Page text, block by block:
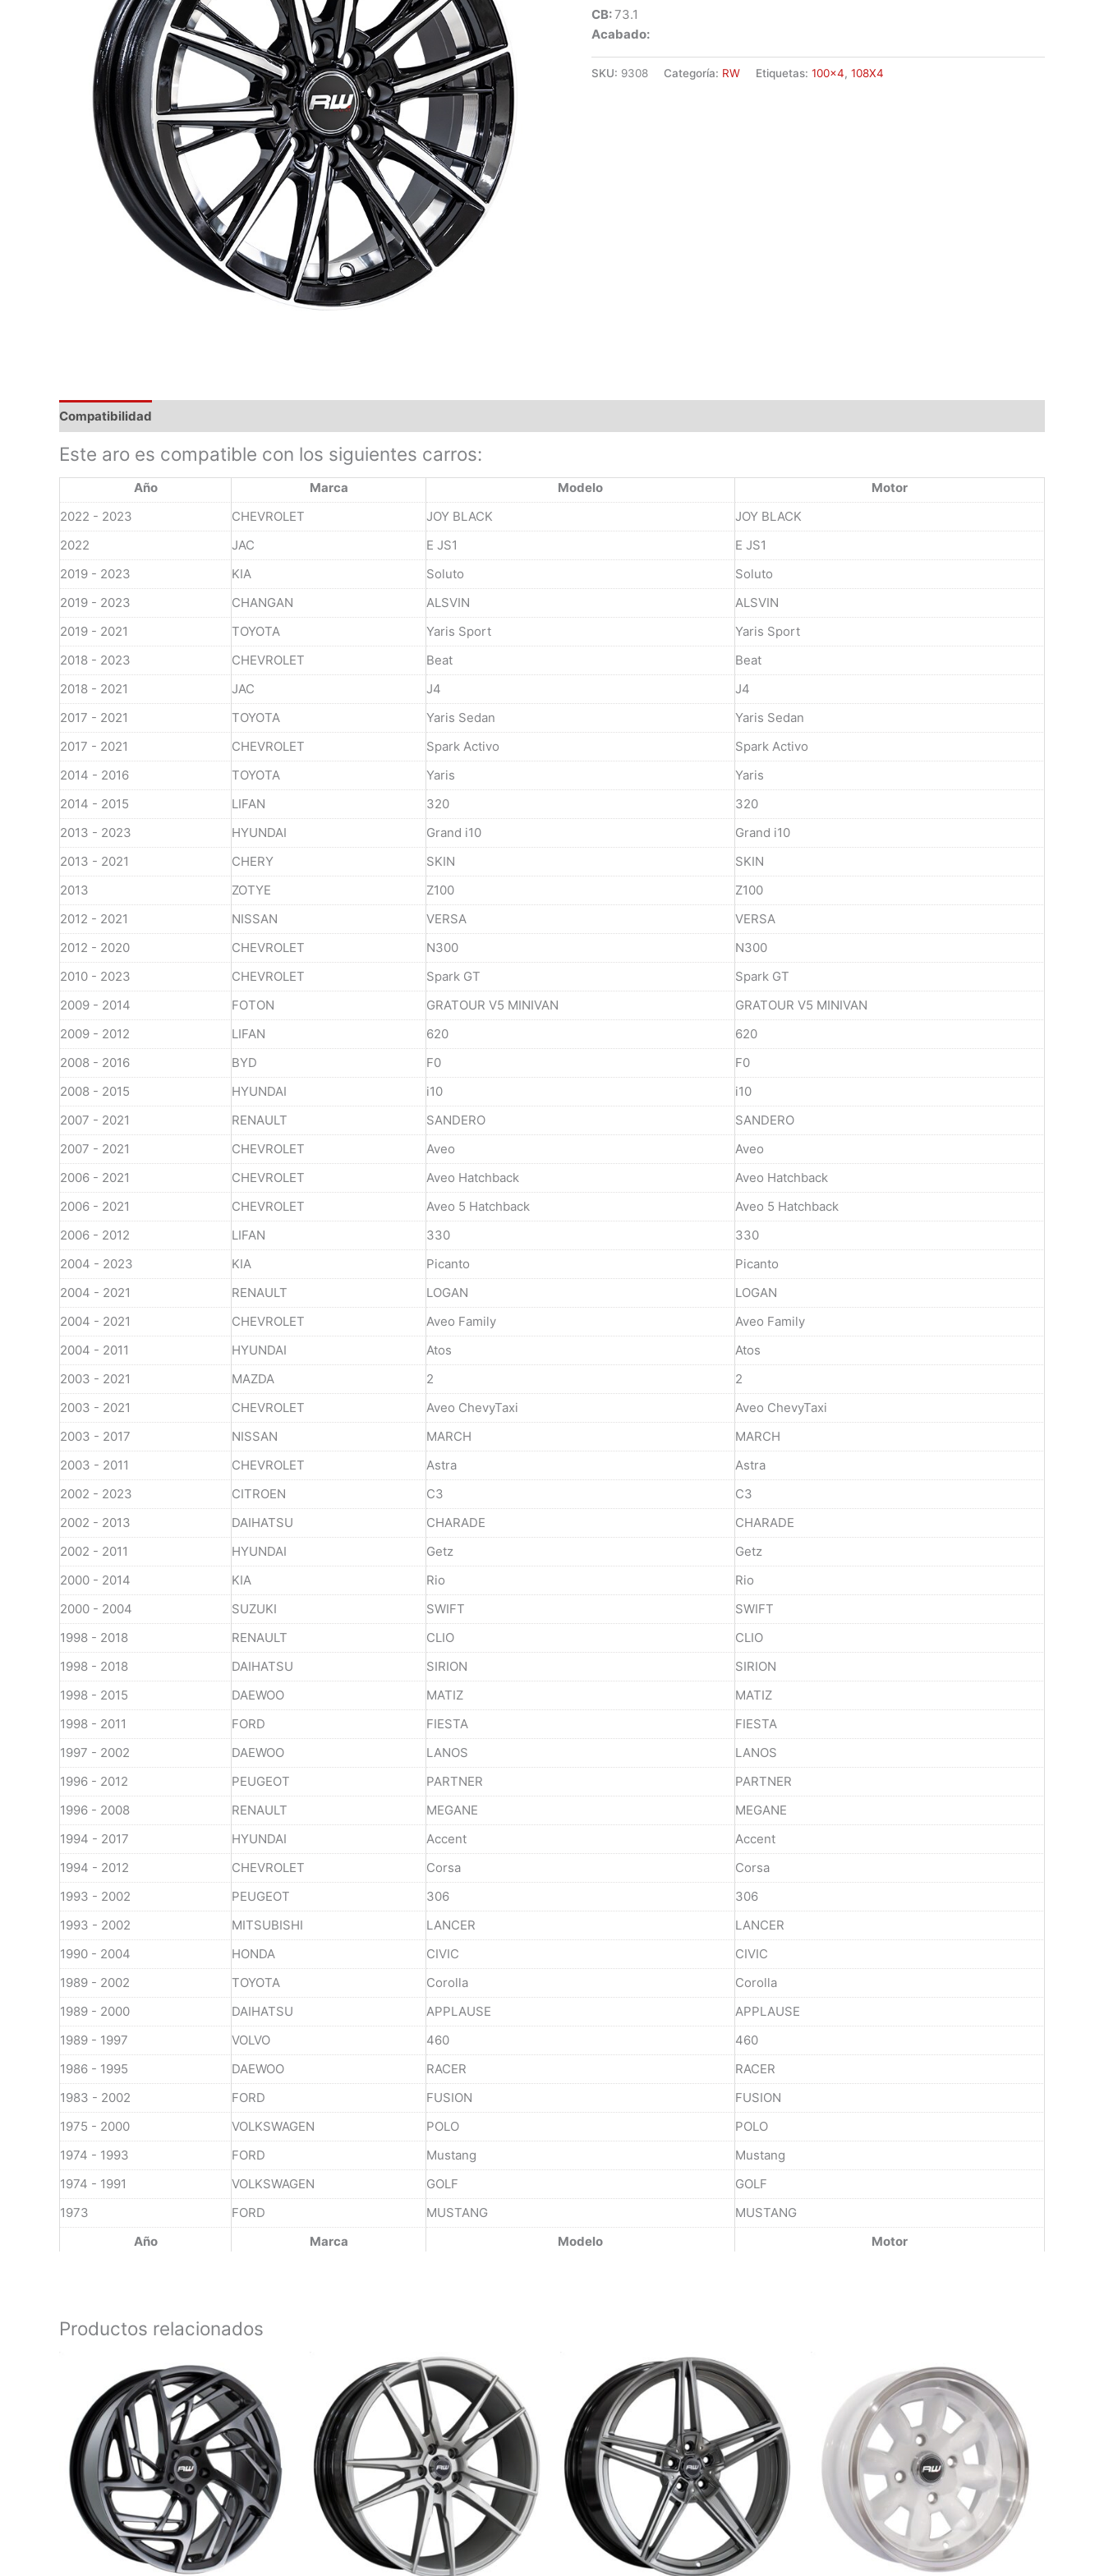
CB:73.1
Acabado:
SKU: 9308 Categoría: RW Etiquetas: 100x4, 108X4
Compatibilidad
Este aro es compatible con los siguientes carros:
Año Marca Modelo Motor
Año Marca Modelo Motor
2022 - 2023 CHEVROLET JOY BLACK
JOY BLACK
2022
JAC E JS1
E JS1
2019 - 2023
KIA Soluto
Soluto
2019 - 2023
CHANGAN ALSVIN
ALSVIN
2019 - 2021
TOYOTA Yaris Sport
Yaris Sport
2018 - 2023
CHEVROLET Beat
Beat
2018 - 2021
JAC J4
J4
2017 - 2021
TOYOTA Yaris Sedan
Yaris Sedan
2017 - 2021
CHEVROLET Spark Activo
Spark Activo
2014 - 2016
TOYOTA Yaris
Yaris
2014 - 2015
LIFAN 320
320
2013 - 2023
HYUNDAI Grand i10
Grand i10
2013 - 2021
CHERY SKIN
SKIN
2013
ZOTYE Z100
Z100
2012 - 2021
NISSAN VERSA
VERSA
2012 - 2020
CHEVROLET N300
N300
2010 - 2023
CHEVROLET Spark GT
Spark GT
2009 - 2014
FOTON GRATOUR V5 MINIVAN
GRATOUR V5 MINIVAN
2009 - 2012
LIFAN 620
620
2008 - 2016
BYD F0
F0
2008 - 2015
HYUNDAI i10
i10
2007 - 2021
RENAULT SANDERO
SANDERO
2007 - 2021
CHEVROLET Aveo
Aveo
2006 - 2021
CHEVROLET Aveo Hatchback
Aveo Hatchback
2006 - 2021
CHEVROLET Aveo 5 Hatchback
Aveo 5 Hatchback
2006 - 2012
LIFAN 330
330
2004 - 2023
KIA Picanto
Picanto
2004 - 2021
RENAULT LOGAN
LOGAN
2004 - 2021
CHEVROLET Aveo Family
Aveo Family
2004 - 2011
HYUNDAI Atos
Atos
2003 - 2021
MAZDA 2
2
2003 - 2021
CHEVROLET Aveo ChevyTaxi
Aveo ChevyTaxi
2003 - 2017
NISSAN MARCH
MARCH
2003 - 2011
CHEVROLET Astra
Astra
2002 - 2023
CITROEN C3
C3
2002 - 2013
DAIHATSU CHARADE
CHARADE
2002 - 2011
HYUNDAI Getz
Getz
2000 - 2014
KIA Rio
Rio
2000 - 2004
SUZUKI SWIFT
SWIFT
1998 - 2018
RENAULT CLIO
CLIO
1998 - 2018
DAIHATSU SIRION
SIRION
1998 - 2015
DAEWOO MATIZ
MATIZ
1998 - 2011
FORD FIESTA
FIESTA
1997 - 2002
DAEWOO LANOS
LANOS
1996 - 2012
PEUGEOT PARTNER
PARTNER
1996 - 2008
RENAULT MEGANE
MEGANE
1994 - 2017
HYUNDAI Accent
Accent
1994 - 2012
CHEVROLET Corsa
Corsa
1993 - 2002
PEUGEOT 306
306
1993 - 2002
MITSUBISHI LANCER
LANCER
1990 - 2004
HONDA CIVIC
CIVIC
1989 - 2002
TOYOTA Corolla
Corolla
1989 - 2000
DAIHATSU APPLAUSE
APPLAUSE
1989 - 1997
VOLVO 460
460
1986 - 1995
DAEWOO RACER
RACER
1983 - 2002
FORD FUSION
FUSION
1975 - 2000
VOLKSWAGEN POLO
POLO
1974 - 1993
FORD Mustang
Mustang
1974 - 1991
VOLKSWAGEN GOLF
GOLF
1973
FORD MUSTANG MUSTANG
Productos relacionados